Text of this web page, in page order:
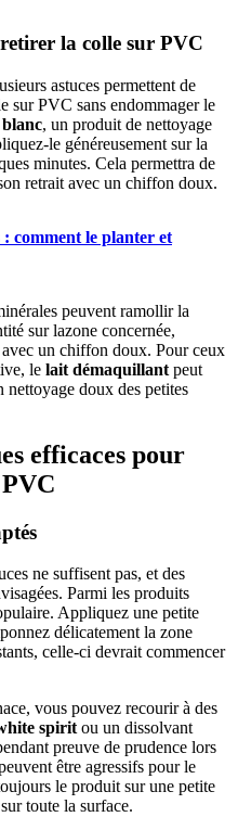
la colle sur PVC
astuces permettent de
sur PVC sans endommager le
, un produit de nettoyage
le généreusement sur la
minutes. Cela permettra de
retrait avec un chiffon doux.
comment le planter et
peuvent ramollir la
sur lazone concernée,
un chiffon doux. Pour ceux
le lait démaquillant peut
nettoyage doux des petites
efficaces pour
ne suffisent pas, et des
Parmi les produits
Appliquez une petite
délicatement la zone
celle-ci devrait commencer
vous pouvez recourir à des
spirit ou un dissolvant
preuve de prudence lors
être agressifs pour le
le produit sur une petite
toute la surface.